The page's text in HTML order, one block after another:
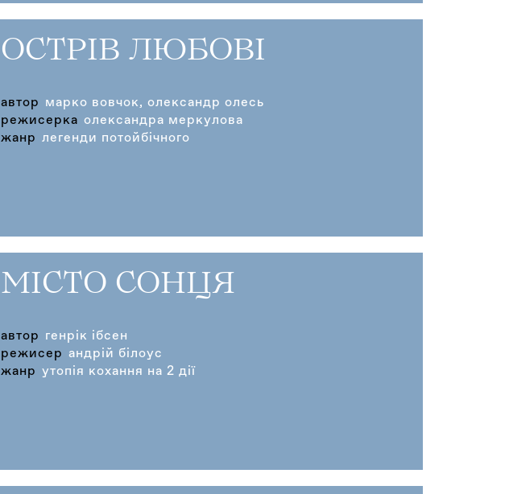
ОСТРІВ ЛЮБОВІ
автор
марко вовчок, олександр олесь
режисерка олександра меркулова
жанр легенди потойбічного
МІСТО СОНЦЯ
автор
генрік ібсен
режисер андрій білоус
жанр утопія кохання на 2 дії